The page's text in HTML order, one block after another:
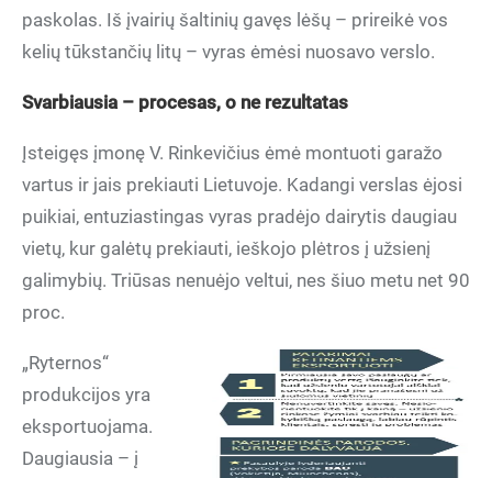
paskolas. Iš įvairių šaltinių gavęs lėšų – prireikė vos
kelių tūkstančių litų – vyras ėmėsi nuosavo verslo.
Svarbiausia – procesas, o ne rezultatas
Įsteigęs įmonę V. Rinkevičius ėmė montuoti garažo
vartus ir jais prekiauti Lietuvoje. Kadangi verslas ėjosi
puikiai, entuziastingas vyras pradėjo dairytis daugiau
vietų, kur galėtų prekiauti, ieškojo plėtros į užsienį
galimybių. Triūsas nenuėjo veltui, nes šiuo metu net 90
proc.
„Ryternos“
produkcijos yra
eksportuojama.
Daugiausia – į